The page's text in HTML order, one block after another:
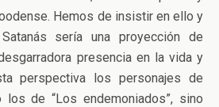
Hemos de insistir en ello y
sería una proyección de
presencia en la vida y
perspectiva los personajes de
de “Los endemoniados”, sino